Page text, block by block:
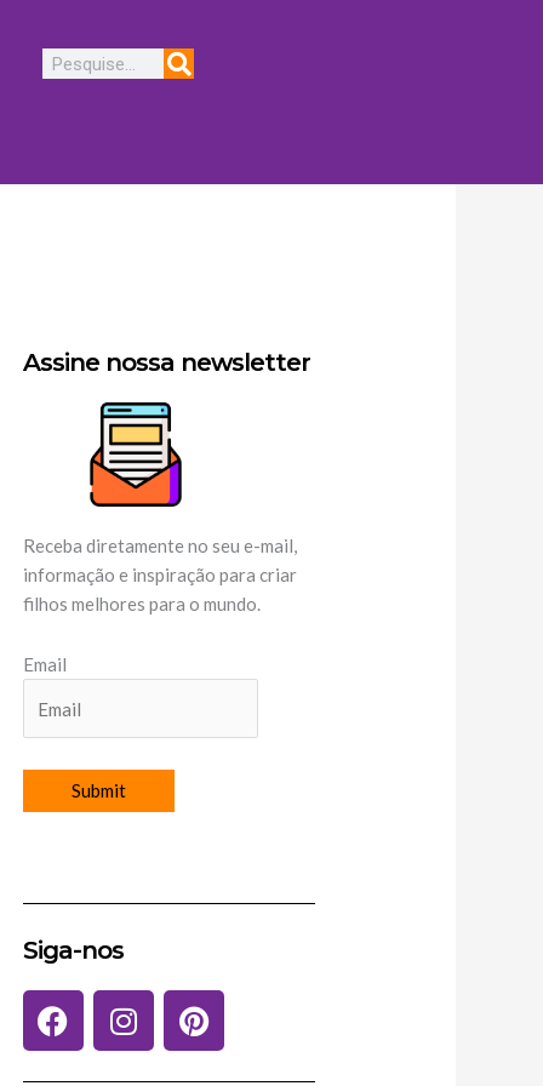
Assine nossa newsletter
Receba diretamente no seu e-mail,
informação e inspiração para criar
filhos melhores para o mundo.
Email
Siga-nos
F
a
I
n
P
i